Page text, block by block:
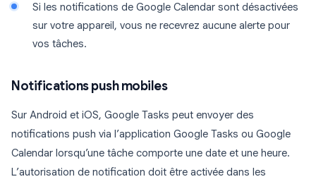
Si les notifications de Google Calendar sont désactivées
sur votre appareil, vous ne recevrez aucune alerte pour
vos tâches.
Notifications push mobiles
Sur Android et iOS, Google Tasks peut envoyer des
notifications push via l’application Google Tasks ou Google
Calendar lorsqu’une tâche comporte une date et une heure.
L’autorisation de notification doit être activée dans les